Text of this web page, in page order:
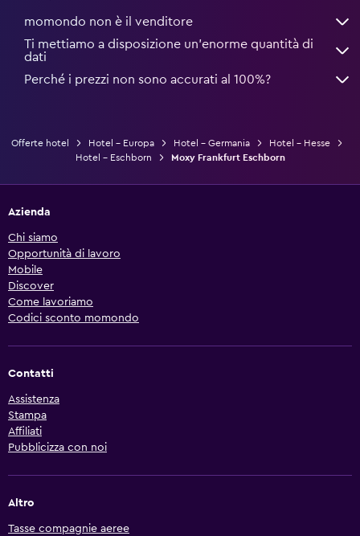
momondo non è il venditore
Ti mettiamo a disposizione un’enorme quantità di
dati
Perché i prezzi non sono accurati al 100%?
Offerte hotel Hotel - Europa Hotel - Germania
Hotel - Hesse
Hotel - Eschborn
Moxy Frankfurt Eschborn
Azienda
Chi siamo
Opportunità di lavoro
Mobile
Discover
Come lavoriamo
Codici sconto momondo
Contatti
Assistenza
Stampa
Affiliati
Pubblicizza con noi
Altro
Tasse compagnie aeree